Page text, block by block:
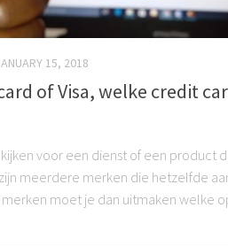
15, 2018
of Visa, welke credit
kijken voor een dienst of een product
meerdere merken die hetzelfde
merken moet je dan uitmaken welke